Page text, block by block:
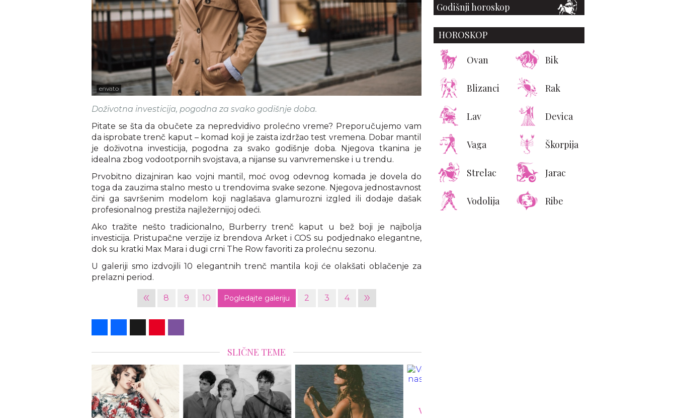
envato
Doživotna investicija, pogodna za svako godišnje doba.
Pitate se šta da obučete za nepredvidivo prolećno vreme? Preporučujemo vam
da isprobate trenč kaput – komad koji je zaista izdržao test vremena. Dobar mantil
je doživotna investicija, pogodna za svako godišnje doba. Njegova tkanina je
idealna zbog vodootpornih svojstava, a nijanse su vanvremenske i u trendu.
Prvobitno dizajniran kao vojni mantil, moć ovog odevnog komada je dovela do
toga da zauzima stalno mesto u trendovima svake sezone. Njegova jednostavnost
čini ga savršenim modelom koji naglašava glamurozni izgled ili dodaje dašak
profesionalnog prestiža najležernijoj odeći.
Ako tražite nešto tradicionalno, Burberry trenč kaput u bež boji je najbolja
investicija. Pristupačne verzije iz brendova Arket i COS su podjednako elegantne,
dok su kratki Max Mara i dugi crni The Row favoriti za prolećnu sezonu.
U galeriji smo izdvojili 10 elegantnih trenč mantila koji će olakšati oblačenje za
prelazni period.
« 8 9 10 Pogledajte galeriju 2 3 4 »
SLIČNE TEME
Versace slavi sopstveno
Godišnji horoskop
HOROSKOP
Ovan Bik
Blizanci Rak
Lav Devica
Vaga Škorpija
Strelac Jarac
Vodolija Ribe